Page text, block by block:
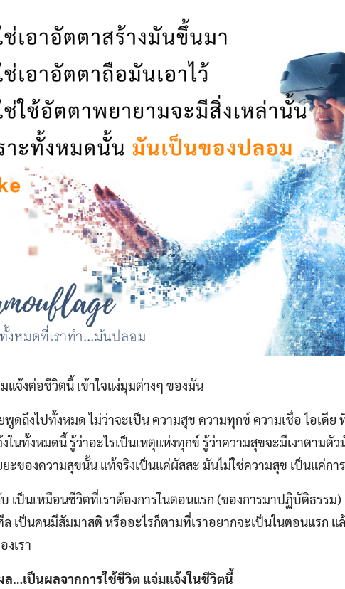
มแจ้งต่อชีวิตนี้ เข้าใจแง่มุมต่างๆ ของมัน
ดถึงไปทั้งหมด ไม่ว่าจะเป็น ความสุข ความทุกข์ ความเชื่อ ไอเดีย
งในทั้งหมดนี้ รู้ว่าอะไรเป็นเหตุแห่งทุกข์ รู้ว่าความสุขจะมีเงาตาม
ะของความสุขนั้น แท้จริงเป็นแค่ผัสสะ มันไม่ใช่ความสุข เป็นแค่ก
เป็นเหมือนชีวิตที่เราต้องการในตอนแรก (ของการมาปฏิบัติธรรม
เป็นคนมีสัมมาสติ หรืออะไรก็ตามที่เราอยากจะเป็นในตอนแรก แ
เรา
…เป็นผลจากการใช้ชีวิต แจ่มแจ้งในชีวิตนี้